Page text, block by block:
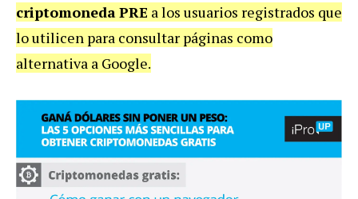
criptomonedaPRE a los usuarios registrados que
lo utilicen para consultar páginas como
alternativa a Google.